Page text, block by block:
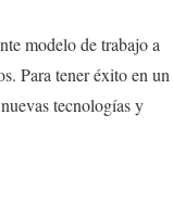
modelo de trabajo a
Para tener éxito en un
tecnologías y